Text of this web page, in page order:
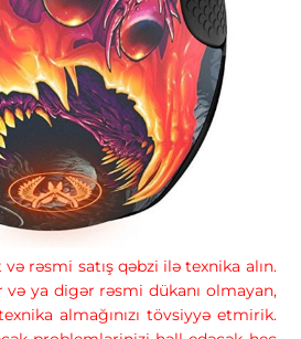
rəsmi satış qəbzi ilə texnika alın.
və ya digər rəsmi dükanı olmayan,
almağınızı tövsiyyə etmirik.